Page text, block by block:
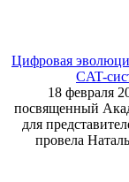
Цифровая
CAT-
18 февраля
посвященный
для
провела